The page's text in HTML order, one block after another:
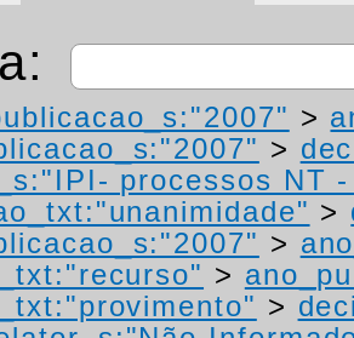
>
>
processos NT
>
>
>
>